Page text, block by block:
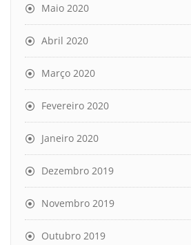
Maio 2020
Abril 2020
Março 2020
Fevereiro 2020
Janeiro 2020
Dezembro 2019
Novembro 2019
Outubro 2019